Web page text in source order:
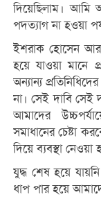
দিয়েছিলাম। আমি
পদত্যাগ না হওয়া
ইশরাক হোসেন
হয়ে যাওয়া মানে
অন্যান্য
না। সেই দাবি সেই
আমাদের
সমাধানের চেষ্টা
দিয়ে ব্যবস্থা নেওয়া
যুদ্ধ শেষ হয়ে
ধাপ পার হয়ে